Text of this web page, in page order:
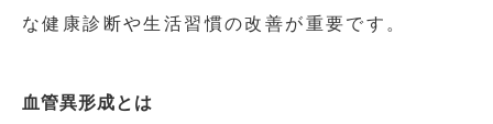
な健康診断や生活習慣の改善が重要です。
血管異形成とは